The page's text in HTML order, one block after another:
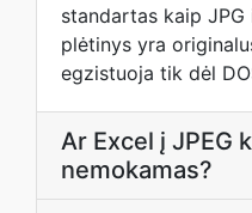
standartas kaip
plėtinys yra
egzistuoja tik dėl
Ar Excel į JPEG
nemokamas?